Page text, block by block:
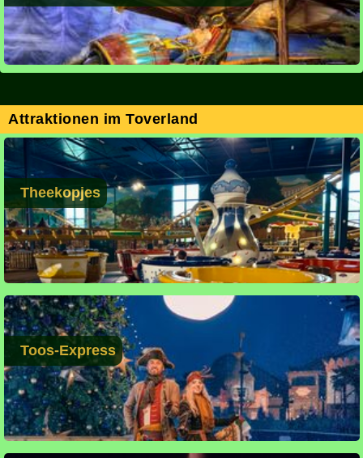
Attraktionen im Toverland
Theekopjes
Toos-Express